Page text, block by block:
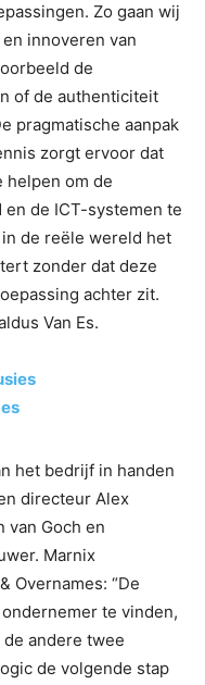
Zo gaan wij
innoveren van
de
of de authenticiteit
pragmatische aanpak
zorgt ervoor dat
helpen om de
de ICT-systemen te
in de reële wereld het
zonder dat deze
achter zit.
Van Es.
het bedrijf in handen
directeur Alex
van Goch en
Marnix
Overnames: “De
te vinden,
andere twee
de volgende stap